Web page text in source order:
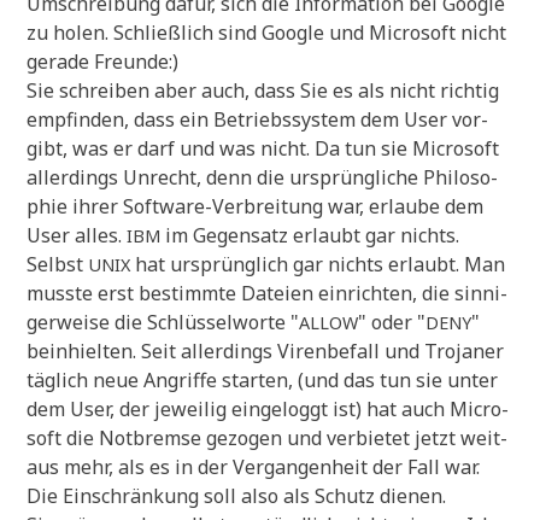
zu holen. Schließ­lich sind Goog­le und Micro­soft nicht
gera­de Freunde:)
Sie schrei­ben aber auch, dass Sie es als nicht rich­tig
emp­fin­den, dass ein Betriebs­sy­stem dem User vor­
gibt, was er darf und was nicht. Da tun sie Micro­soft
aller­dings Unrecht, denn die ursprüng­li­che Phi­lo­so­
phie ihrer Soft­ware-Ver­brei­tung war, erlau­be dem
User alles.IBM im Gegen­satz erlaubt gar nichts.
Selbst UNIX hat ursprüng­lich gar nichts erlaubt. Man
muss­te erst bestimm­te Datei­en ein­rich­ten, die sin­ni­
ger­wei­se die Schlüs­sel­wor­te "ALLOW" oder "DENY"
beinhiel­ten. Seit aller­dings Viren­be­fall und Tro­ja­ner
täg­lich neue Angrif­fe star­ten, (und das tun sie unter
dem User, der jewei­lig ein­ge­loggt ist) hat auch Micro­
soft die Not­brem­se gezo­gen und ver­bie­tet jetzt weit­
aus mehr, als es in der Ver­gan­gen­heit der Fall war.
Die Ein­schrän­kung soll also als Schutz dienen.